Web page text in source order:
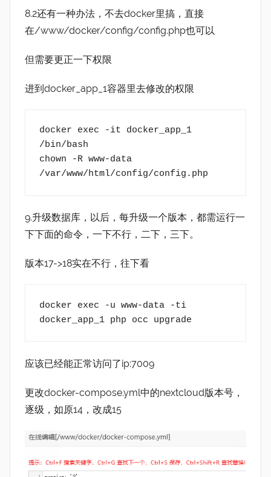
8.2还有一种办法，不去docker里搞，直接
在/www/docker/config/config.php也可以
但需要更正一下权限
进到docker_app_1容器里去修改的权限
docker exec -it docker_app_1
/bin/bash
chown -R www-data
/var/www/html/config/config.php
9.升级数据库，以后，每升级一个版本，都需运行一
下下面的命令，一下不行，二下，三下。
版本17->18实在不行，往下看
docker exec -u www-data -ti
docker_app_1 php occ upgrade
应该已经能正常访问了ip:7009
更改docker-compose.yml中的nextcloud版本号，
逐级，如原14，改成15